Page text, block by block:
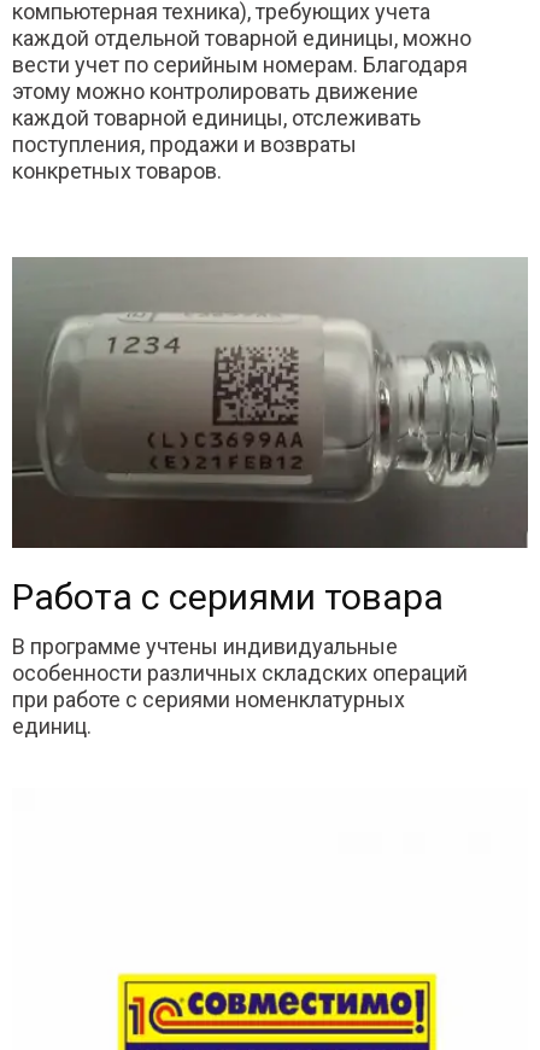
компьютерная техника), требующих учета
каждой отдельной товарной единицы, можно
вести учет по серийным номерам. Благодаря
этому можно контролировать движение
каждой товарной единицы, отслеживать
поступления, продажи и возвраты
конкретных товаров.
Работа с сериями товара
В программе учтены индивидуальные
особенности различных складских операций
при работе с сериями номенклатурных
единиц.